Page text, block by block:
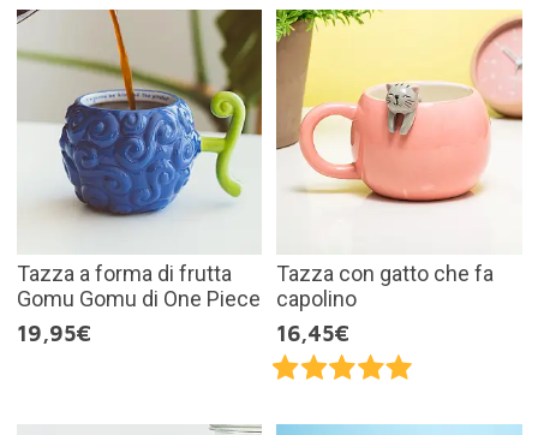
Tazza a forma di frutta
Gomu Gomu di One Piece
19,95€
Tazza con gatto che fa
capolino
16,45€